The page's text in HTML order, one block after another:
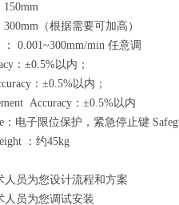
（根据需要可加高）
0.001~300mm/min 任意调
：±0.5%以内；
：±0.5%以内；
Accuracy：±0.5%以内
：电子限位保护，紧急停止键
：约45kg
人员为您设计流程和方案
人员为您调试安装